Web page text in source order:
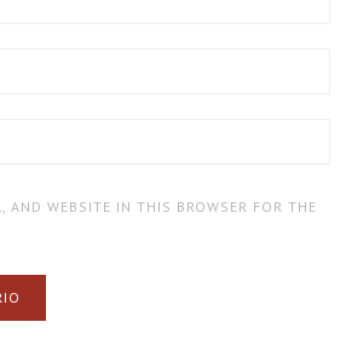
AND WEBSITE IN THIS BROWSER FOR THE